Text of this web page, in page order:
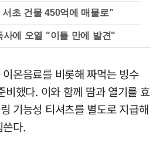
초 건물 450억에 매물로"
사에 오열 "이틀 만에 발견"
온음료를 비롯해 짜먹는 빙수
비했다. 이와 함께 땀과 열기를 효
기능성 티셔츠를 별도로 지급해
다.